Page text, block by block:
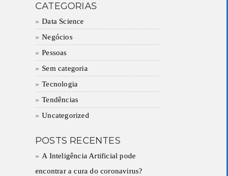
CATEGORIAS
Data Science
Negócios
Pessoas
Sem categoria
Tecnologia
Tendências
Uncategorized
POSTS RECENTES
A Inteligência Artificial pode
encontrar a cura do coronavirus?